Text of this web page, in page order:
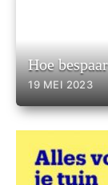
Hoe
19 MEI 2023